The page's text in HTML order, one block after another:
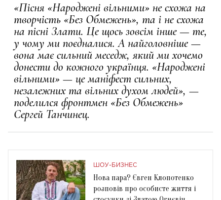
«Пісня «Народжені вільними» не схожа на
творчість «Без Обмежень», та і не схожа
на пісні Злати. Це щось зовсім інше — те,
у чому ми поєдналися. А найголовніше —
вона має сильний меседж, який ми хочемо
донести до кожного українця. «Народжені
вільними» — це маніфест сильних,
незалежних та вільних духом людей», —
поделился фронтмен «Без Обмежень»
Сергей Танчинец.
ШОУ-БИЗНЕС
Нова пара? Євген Клопотенко
розповів про особисте життя і